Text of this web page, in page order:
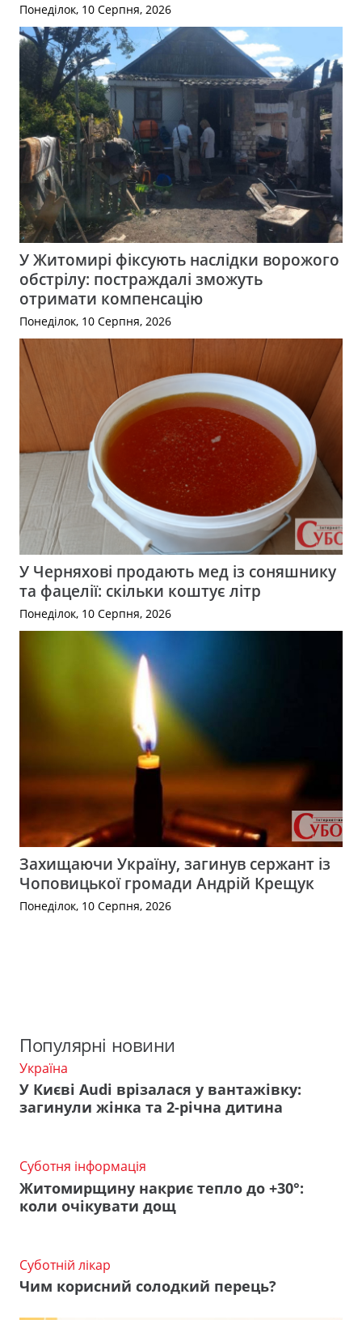
Понеділок, 10 Серпня, 2026
У Житомирі фіксують наслідки ворожого
обстрілу: постраждалі зможуть
отримати компенсацію
Понеділок, 10 Серпня, 2026
У Черняхові продають мед із соняшнику
та фацелії: скільки коштує літр
Понеділок, 10 Серпня, 2026
Захищаючи Україну, загинув сержант із
Чоповицької громади Андрій Крещук
Понеділок, 10 Серпня, 2026
Популярні новини
Україна
У Києві Audi врізалася у вантажівку:
загинули жінка та 2-річна дитина
Суботня інформація
Житомирщину накриє тепло до +30°:
коли очікувати дощ
Суботній лікар
Чим корисний солодкий перець?